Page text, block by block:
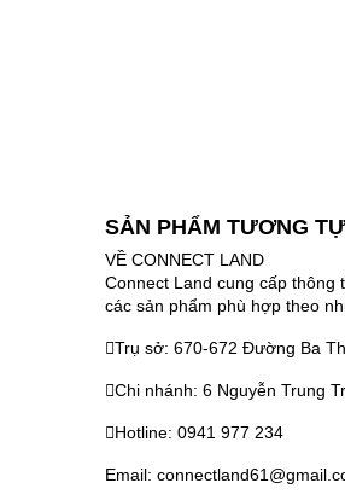
SẢN PHẨM TƯƠNG TỰ
VỀ CONNECT LAND
Connect Land cung cấp thông
các sản phẩm phù hợp theo
Trụ sở: 670-672 Đường Ba
Chi nhánh: 6 Nguyễn Trung
Hotline: 0941 977 234
Email: